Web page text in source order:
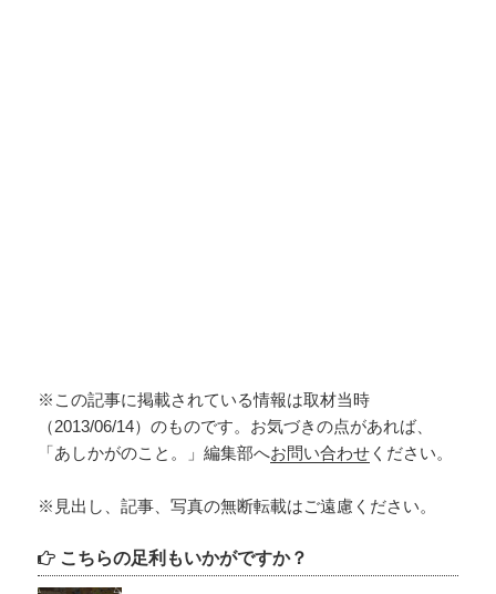
※この記事に掲載されている情報は取材当時
（2013/06/14）のものです。お気づきの点があれば、
「あしかがのこと。」編集部へお問い合わせ ください。
※見出し、記事、写真の無断転載はご遠慮ください。
こちらの足利もいかがですか？